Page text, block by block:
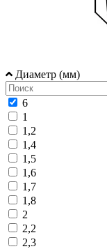
Диаметр (мм)
6
1
1,2
1,4
1,5
1,6
1,7
1,8
2
2,2
2,3